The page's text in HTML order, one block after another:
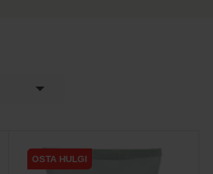

OSTA HULGI
OSTA HULGI